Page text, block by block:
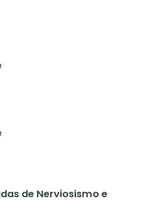
de Nerviosismo e